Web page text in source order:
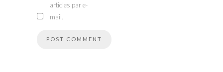
articles par e-
mail.